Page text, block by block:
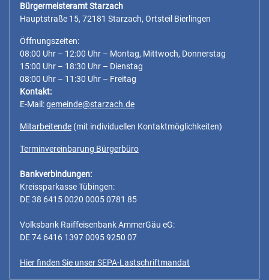
Bürgermeisteramt Starzach
Hauptstraße 15, 72181 Starzach, Ortsteil Bierlingen
Öffnungszeiten:
08:00 Uhr – 12:00 Uhr – Montag, Mittwoch, Donnerstag
15:00 Uhr – 18:30 Uhr – Dienstag
08:00 Uhr – 11:30 Uhr – Freitag
Kontakt:
E-Mail:gemeinde@starzach.de
Mitarbeitende (mit individuellen Kontaktmöglichkeiten)
Terminvereinbarung Bürgerbüro
Bankverbindungen:
Kreissparkasse Tübingen:
DE 38 6415 0020 0005 0781 85
Volksbank Raiffeisenbank AmmerGäu eG:
DE 74 6416 1397 0095 9250 07
Hier finden Sie unser SEPA-Lastschriftmandat